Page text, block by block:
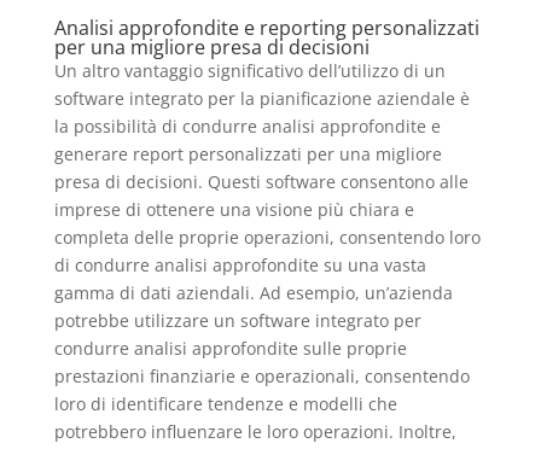
Analisi approfondite e reporting personalizzati
per una migliore presa di decisioni
Un altro vantaggio significativo dell’utilizzo di un
software integrato per la pianificazione aziendale è
la possibilità di condurre analisi approfondite e
generare report personalizzati per una migliore
presa di decisioni. Questi software consentono alle
imprese di ottenere una visione più chiara e
completa delle proprie operazioni, consentendo loro
di condurre analisi approfondite su una vasta
gamma di dati aziendali. Ad esempio, un’azienda
potrebbe utilizzare un software integrato per
condurre analisi approfondite sulle proprie
prestazioni finanziarie e operazionali, consentendo
loro di identificare tendenze e modelli che
potrebbero influenzare le loro operazioni. Inoltre,